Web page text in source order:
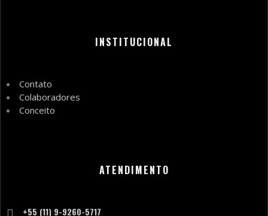
INSTITUCIONAL
Contato
Colaboradores
Conceito
ATENDIMENTO
+55 (11) 9-9260-5717